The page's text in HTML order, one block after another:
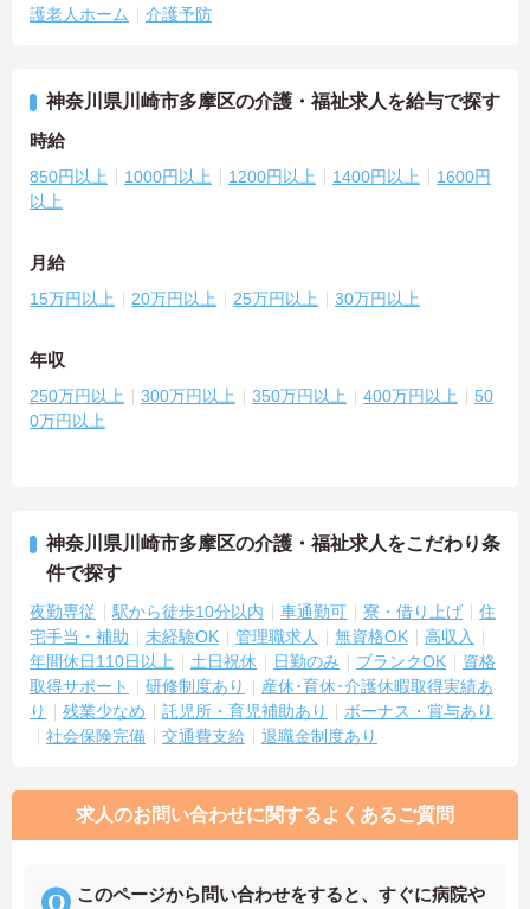
護老人ホーム
介護予防
神奈川県川崎市多摩区の介護・福祉求人を給与で探す
時給
850円以上 1000円以上 1200円以上 1400円以上
1600円
以上
月給
15万円以上 20万円以上 25万円以上 30万円以上
年収
250万円以上 300万円以上 350万円以上 400万円以上
50
0万円以上
神奈川県川崎市多摩区の介護・福祉求人をこだわり条
件で探す
夜勤専従 駅から徒歩10分以内 車通勤可 寮・借り上げ
住
宅手当・補助
未経験OK 管理職求人 無資格OK
高収入
年間休日110日以上
土日祝休 日勤のみ ブランクOK
資格
取得サポート
研修制度あり
産休･育休･介護休暇取得実績あ
り
残業少なめ 託児所・育児補助あり
ボーナス・賞与あり
社会保険完備
交通費支給 退職金制度あり
求人のお問い合わせに関するよくあるご質問
このページから問い合わせをすると、すぐに病院や